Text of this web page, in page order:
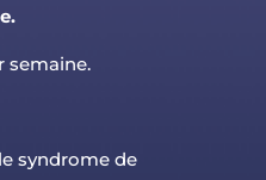
semaine.
syndrome de